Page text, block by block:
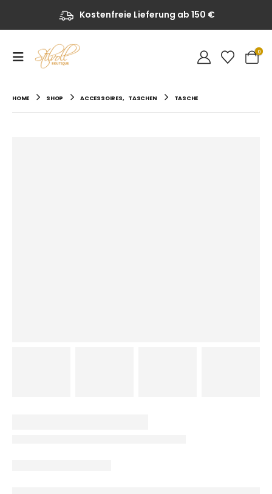
Kostenfreie Lieferung ab 150 €
0
HOME SHOP ACCESSOIRES, TASCHEN TASCHE